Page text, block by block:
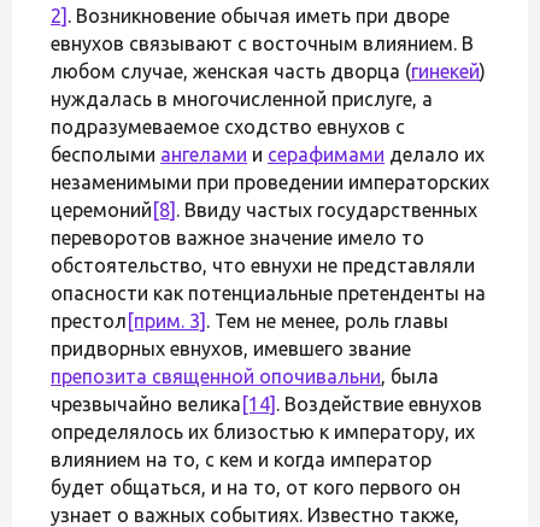
2] . Возникновение обычая иметь при дворе
евнухов связывают с восточным влиянием. В
любом случае, женская часть дворца (гинекей)
нуждалась в многочисленной прислуге, а
подразумеваемое сходство евнухов с
бесполыми ангелами и серафимами делало их
незаменимыми при проведении императорских
церемоний [8] . Ввиду частых государственных
переворотов важное значение имело то
обстоятельство, что евнухи не представляли
опасности как потенциальные претенденты на
престол [прим. 3] . Тем не менее, роль главы
придворных евнухов, имевшего звание
препозита священной опочивальни, была
чрезвычайно велика [14] . Воздействие евнухов
определялось их близостью к императору, их
влиянием на то, с кем и когда император
будет общаться, и на то, от кого первого он
узнает о важных событиях. Известно также,